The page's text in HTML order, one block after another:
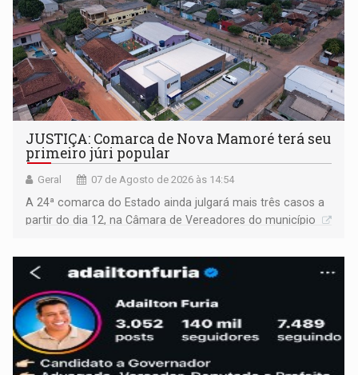
JUSTIÇA: Comarca de Nova Mamoré terá seu
primeiro júri popular
Geral 07 de Agosto de 2026 às 14:54
A 24ª comarca do Estado ainda julgará mais três casos a
partir do dia 12, na Câmara de Vereadores do município